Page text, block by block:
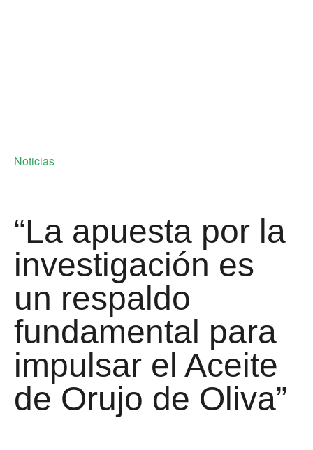
Noticias
“La apuesta por la
investigación es
un respaldo
fundamental para
impulsar el Aceite
de Orujo de Oliva”